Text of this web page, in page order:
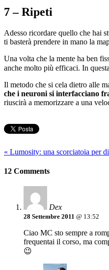
7 – Ripeti
Adesso ricordare quello che hai
ti basterà prendere in mano la
Una volta che la mente ha ben
anche molto più efficaci. In
Il metodo che si cela dietro alle
che i neuroni si interfacciano
riuscirà a memorizzare a una
« Lumosity: una scorciatoia per
12 Comments
Dex
28 Settembre 2011 @ 13:52
Ciao MC sto sempre a
frequentai il corso, ma
😉